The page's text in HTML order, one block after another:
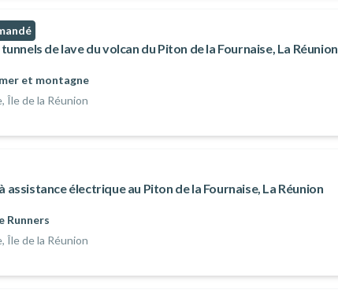
de lave du volcan du Piton de la Fournaise, La Réunion
et montagne
Île de la Réunion
assistance électrique au Piton de la Fournaise, La Réunion
Runners
Île de la Réunion